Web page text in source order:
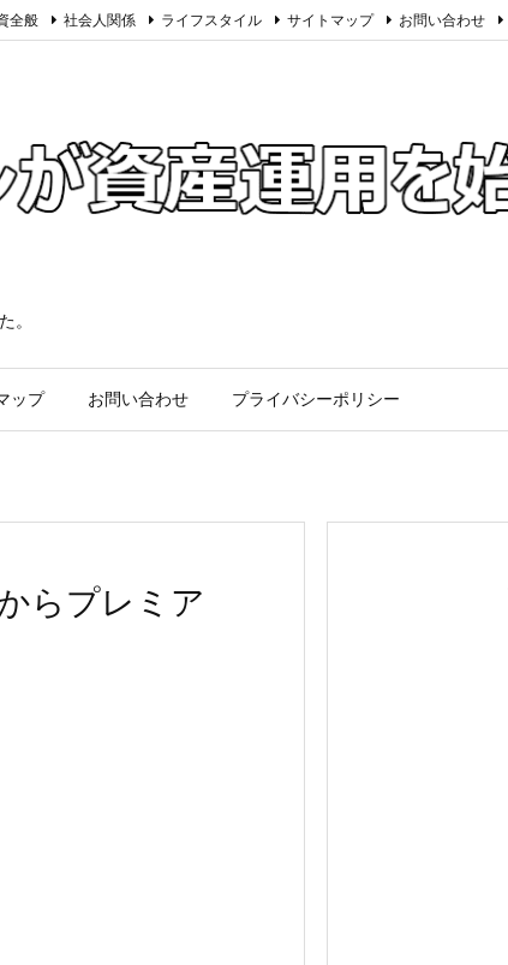
。
ップ お問い合わせ プライバシーポリシー
全般 社会人関係 ライフスタイル サイトマップ お問い合わせ
らプレミア